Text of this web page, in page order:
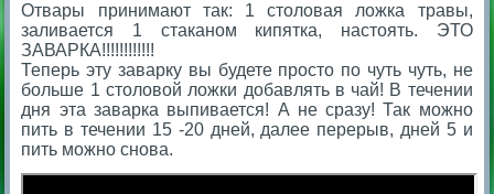
Отвары принимают так: 1 столовая ложка травы,
заливается 1 стаканом кипятка, настоять. ЭТО
ЗАВАРКА!!!!!!!!!!!!
Теперь эту заварку вы будете просто по чуть чуть, не
больше 1 столовой ложки добавлять в чай! В течении
дня эта заварка выпивается! А не сразу!Так можно
пить в течении 15 -20 дней, далее перерыв, дней 5 и
пить можно снова.